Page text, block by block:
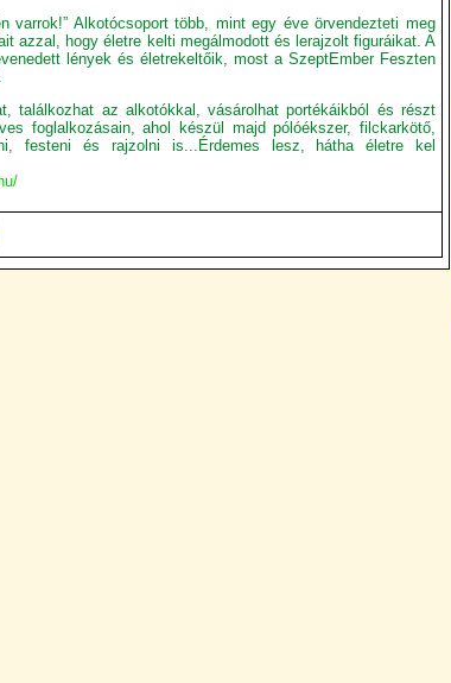
varrok!” Alkotócsoport több, mint egy éve örvendezteti meg
azzal, hogy életre kelti megálmodott és lerajzolt figuráikat. A
lények és életrekeltőik, most a SzeptEmber Feszten
találkozhat az alkotókkal, vásárolhat portékáikból és részt
foglalkozásain, ahol készül majd pólóékszer, filckarkötő,
festeni és rajzolni is...Érdemes lesz, hátha életre kel